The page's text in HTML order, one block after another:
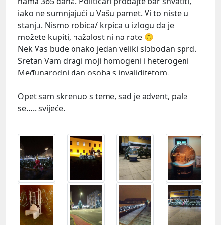
iako ne sumnjajući u Vašu pamet. Vi to niste u
stanju. Nismo robica/ krpica u izlogu da je
možete kupiti, nažalost ni na rate 🙃
Nek Vas bude onako jedan veliki slobodan sprd.
Sretan Vam dragi moji homogeni i heterogeni
Međunarodni dan osoba s invaliditetom.
Opet sam skrenuo s teme, sad je advent, pale
se….. svijeće.